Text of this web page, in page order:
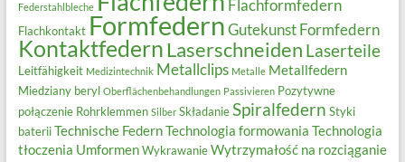
Federstahlbleche Flachformfedern
Flachkontakt FormfedernGutekunst Formfedern
Kontaktfedern Laserschneiden Laserteile
Leitfähigkeit Medizintechnik Metallclips Metalle Metallfedern
Miedziany beryl Oberflächenbehandlungen Passivieren Pozytywne
połączenie Rohrklemmen Silber Składanie Spiralfedern Styki
baterii Technische FedernTechnologia formowania Technologia
tłoczenia Umformen Wykrawanie Wytrzymałość na rozciąganie